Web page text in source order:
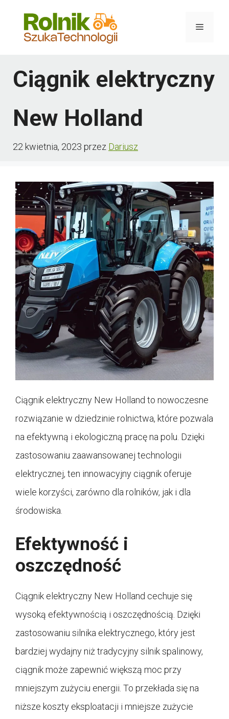
Menu
Ciągnik elektryczny
New Holland
22 kwietnia, 2023 przez Dariusz
Ciągnik elektryczny New Holland to nowoczesne
rozwiązanie w dziedzinie rolnictwa, które pozwala
na efektywną i ekologiczną pracę na polu. Dzięki
zastosowaniu zaawansowanej technologii
elektrycznej, ten innowacyjny ciągnik oferuje
wiele korzyści, zarówno dla rolników, jak i dla
środowiska.
Efektywność i
oszczędność
Ciągnik elektryczny New Holland cechuje się
wysoką efektywnością i oszczędnością. Dzięki
zastosowaniu silnika elektrycznego, który jest
bardziej wydajny niż tradycyjny silnik spalinowy,
ciągnik może zapewnić większą moc przy
mniejszym zużyciu energii. To przekłada się na
niższe koszty eksploatacji i mniejsze zużycie